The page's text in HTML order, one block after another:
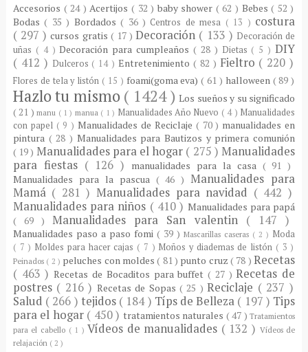
Accesorios ( 24 )Acertijos ( 32 ) baby shower ( 62 ) Bebes( 52 )
Bodas( 35 ) Bordados( 36 ) Centros de mesa ( 13 ) costura
( 297 )cursos gratis ( 17 )Decoración ( 133 ) Decoración de
uñas ( 4 )Decoración para cumpleaños( 28 ) Dietas ( 5 )DIY
( 412 ) Dulceros ( 14 )Entretenimiento ( 82 ) Fieltro ( 220 )
Flores de tela y listón ( 15 ) foami(goma eva)( 61 ) halloween ( 89 )
Hazlo tu mismo ( 1424 )Los sueños y su significado
( 21 )manu ( 1 ) manua ( 1 ) Manualidades Año Nuevo ( 4 ) Manualidades
con papel ( 9 )Manualidades de Reciclaje ( 70 ) manualidades en
pintura ( 28 ) Manualidades para Bautizos y primera comunión
( 19 ) Manualidades para el hogar ( 275 )Manualidades
para fiestas ( 126 ) manualidades para la casa ( 91 )
Manualidades para la pascua ( 46 )Manualidades para
Mamá ( 281 ) Manualidades para navidad ( 442 )
Manualidades para niños ( 410 ) Manualidades para papá
( 69 )Manualidades para San valentin ( 147 )
Manualidades paso a paso fomi ( 39 )Mascarillas caseras ( 2 ) Moda
( 7 ) Moldes para hacer cajas ( 7 ) Moños y diademas de listón ( 3 )
Peinados ( 2 ) peluches con moldes( 81 ) punto cruz( 78 )Recetas
( 463 )Recetas de Bocaditos para buffet( 27 )Recetas de
postres ( 216 ) Recetas de Sopas( 25 )Reciclaje ( 237 )
Salud ( 266 ) tejidos ( 184 ) Típs de Belleza ( 197 ) Tips
para el hogar ( 450 ) tratamientos naturales ( 47 )Tratamientos
para el cabello ( 1 ) Vídeos de manualidades ( 132 ) Vídeos de
relajación ( 2 )